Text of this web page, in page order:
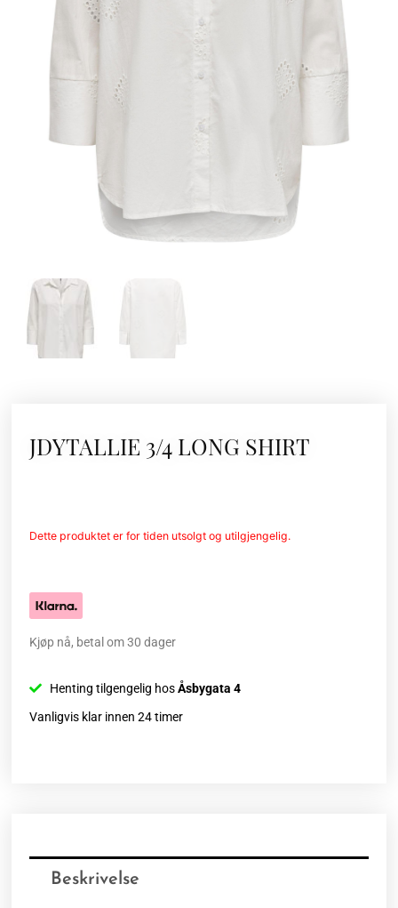
JDYTALLIE 3/4 LONG SHIRT
Dette produktet er for tiden utsolgt og utilgjengelig.
Kjøp nå, betal om 30 dager
Henting tilgengelig hosÅsbygata 4
Vanligvis klar innen 24 timer
Beskrivelse